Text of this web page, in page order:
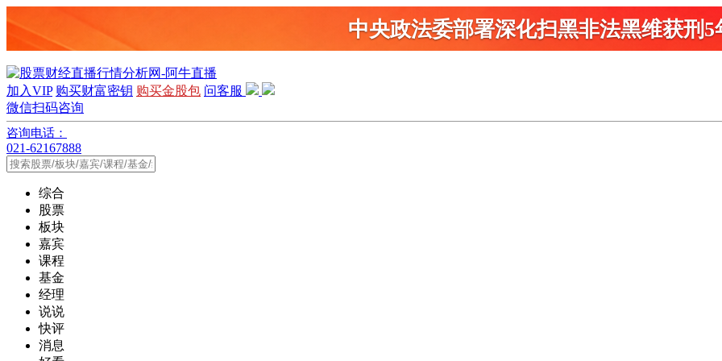
中央政法委部署深化扫黑非法黑维获刑5
加入VIP 购买财富密钥 购买金股包 问客服
微信扫码咨询
咨询电话：
021-62167888
综合
股票
板块
嘉宾
课程
基金
经理
说说
快评
消息